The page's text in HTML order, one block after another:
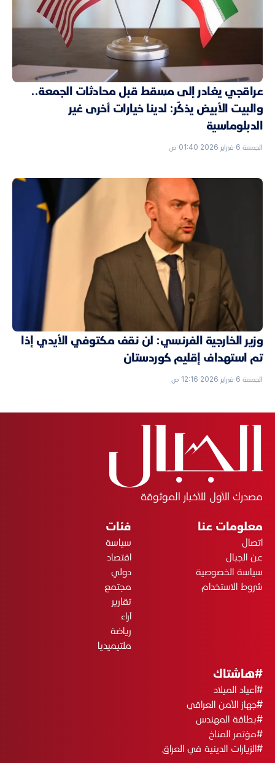
عراقجي يغادر إلى مسقط قبل محادثات الجمعة..
والبيت الأبيض يذكّر: لدينا خيارات أخرى غير
الدبلوماسية
الجمعة 6 فبراير 2026 01:40 ص
وزير الخارجية الفرنسي: لن نقف مكتوفي الأيدي إذا
تم استهداف إقليم كوردستان
الجمعة 6 فبراير 2026 12:16 ص
مصدرك الأول للأخبار الموثوقة
معلومات عنا
اتصال
عن الجبال
سياسة الخصوصية
شروط الاستخدام
فئات
سياسة
اقتصاد
دولي
مجتمع
تقارير
آراء
رياضة
ملتيميديا
#هاشتاك
#أعياد الميلاد
#جهاز الأمن العراقي
#بطاقة المهندس
#مؤتمر المناخ
#الزيارات الدينية في العراق